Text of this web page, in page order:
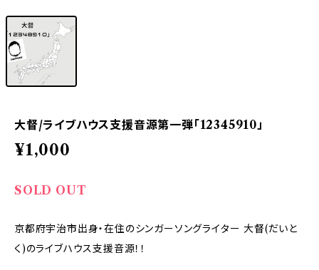
大督/ライブハウス支援音源第一弾「12345910」
¥1,000
SOLD OUT
京都府宇治市出身・在住のシンガーソングライター 大督(だいと
く)のライブハウス支援音源！！